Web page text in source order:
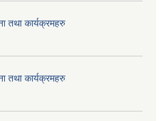
तथा कार्यक्रमहरु
तथा कार्यक्रमहरु